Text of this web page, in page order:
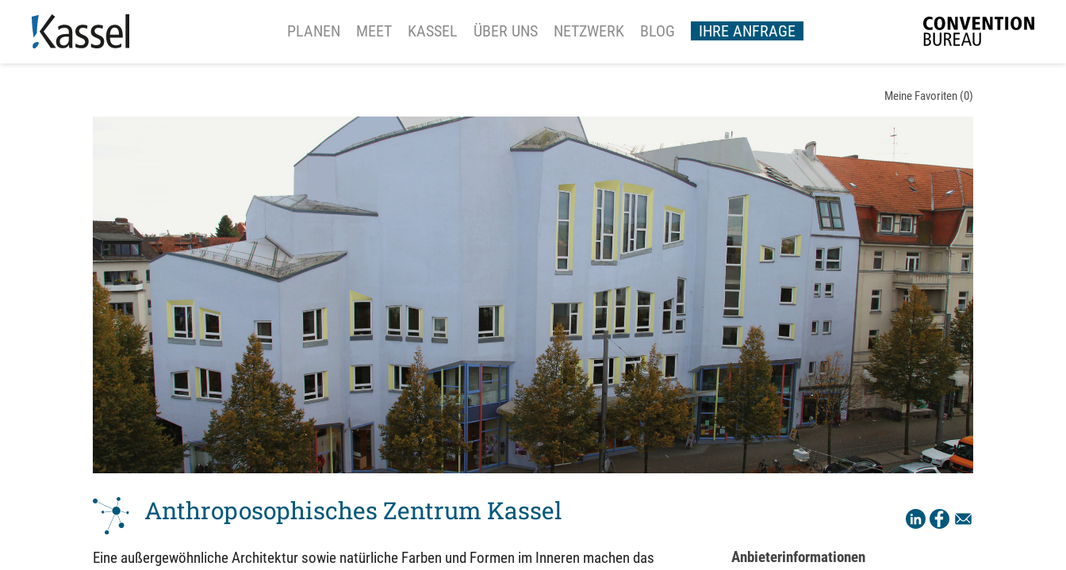
PLANEN MEET KASSEL ÜBER UNS NETZWERK BLOG IHRE ANFRAGE
Meine Favoriten (0)
Anthroposophisches Zentrum Kassel
Eine außergewöhnliche Architektur sowie natürliche Farben und Formen im Inneren machen das
Anbieterinformationen